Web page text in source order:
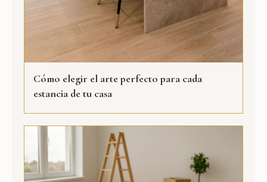
Cómo elegir el arte perfecto para cada
estancia de tu casa